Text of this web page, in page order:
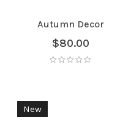
Autumn Decor
$80.00
New